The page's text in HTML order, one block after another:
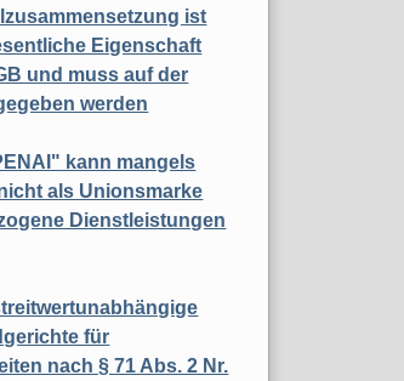
ist
Eigenschaft
und muss auf der
werden
kann mangels
als Unionsmarke
Dienstleistungen
für
nach § 71 Abs. 2 Nr.